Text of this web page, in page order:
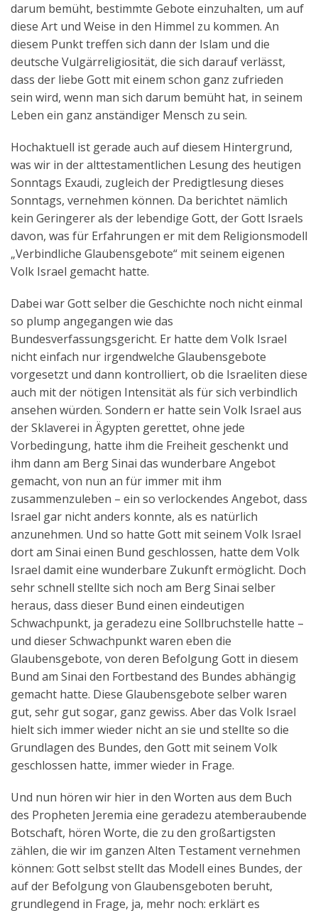
darum bemüht, bestimmte Gebote einzuhalten, um auf
diese Art und Weise in den Himmel zu kommen. An
diesem Punkt treffen sich dann der Islam und die
deutsche Vulgärreligiosität, die sich darauf verlässt,
dass der liebe Gott mit einem schon ganz zufrieden
sein wird, wenn man sich darum bemüht hat, in seinem
Leben ein ganz anständiger Mensch zu sein.
Hochaktuell ist gerade auch auf diesem Hintergrund,
was wir in der alttestamentlichen Lesung des heutigen
Sonntags Exaudi, zugleich der Predigtlesung dieses
Sonntags, vernehmen können. Da berichtet nämlich
kein Geringerer als der lebendige Gott, der Gott Israels
davon, was für Erfahrungen er mit dem Religionsmodell
„Verbindliche Glaubensgebote“ mit seinem eigenen
Volk Israel gemacht hatte.
Dabei war Gott selber die Geschichte noch nicht einmal
so plump angegangen wie das
Bundesverfassungsgericht. Er hatte dem Volk Israel
nicht einfach nur irgendwelche Glaubensgebote
vorgesetzt und dann kontrolliert, ob die Israeliten diese
auch mit der nötigen Intensität als für sich verbindlich
ansehen würden. Sondern er hatte sein Volk Israel aus
der Sklaverei in Ägypten gerettet, ohne jede
Vorbedingung, hatte ihm die Freiheit geschenkt und
ihm dann am Berg Sinai das wunderbare Angebot
gemacht, von nun an für immer mit ihm
zusammenzuleben – ein so verlockendes Angebot, dass
Israel gar nicht anders konnte, als es natürlich
anzunehmen. Und so hatte Gott mit seinem Volk Israel
dort am Sinai einen Bund geschlossen, hatte dem Volk
Israel damit eine wunderbare Zukunft ermöglicht. Doch
sehr schnell stellte sich noch am Berg Sinai selber
heraus, dass dieser Bund einen eindeutigen
Schwachpunkt, ja geradezu eine Sollbruchstelle hatte –
und dieser Schwachpunkt waren eben die
Glaubensgebote, von deren Befolgung Gott in diesem
Bund am Sinai den Fortbestand des Bundes abhängig
gemacht hatte. Diese Glaubensgebote selber waren
gut, sehr gut sogar, ganz gewiss. Aber das Volk Israel
hielt sich immer wieder nicht an sie und stellte so die
Grundlagen des Bundes, den Gott mit seinem Volk
geschlossen hatte, immer wieder in Frage.
Und nun hören wir hier in den Worten aus dem Buch
des Propheten Jeremia eine geradezu atemberaubende
Botschaft, hören Worte, die zu den großartigsten
zählen, die wir im ganzen Alten Testament vernehmen
können: Gott selbst stellt das Modell eines Bundes, der
auf der Befolgung von Glaubensgeboten beruht,
grundlegend in Frage, ja, mehr noch: erklärt es